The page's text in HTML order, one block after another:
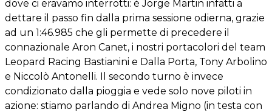
dove ci eravamo interrotti: è Jorge Martin infatti a
dettare il passo fin dalla prima sessione odierna, grazie
ad un 1:46.985 che gli permette di precedere il
connazionale Aron Canet, i nostri portacolori del team
Leopard Racing Bastianini e Dalla Porta, Tony Arbolino
e Niccolò Antonelli. Il secondo turno è invece
condizionato dalla pioggia e vede solo nove piloti in
azione: stiamo parlando di Andrea Migno (in testa con